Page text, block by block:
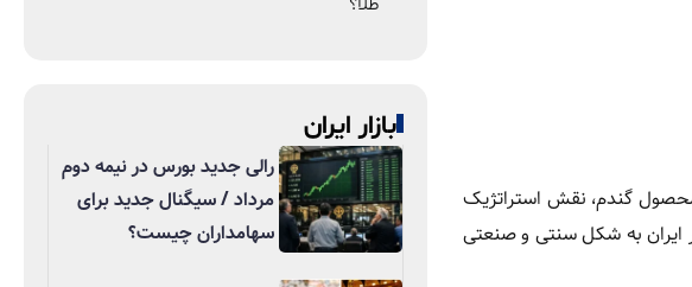
ماده غذایی و محصول گندم، نقش استراتژیک
ایران به شکل سنتی و صنعتی
بازار ایران
رالی جدید بورس در نیمه دوم
مرداد / سیگنال جدید برای
سهامداران چیست؟